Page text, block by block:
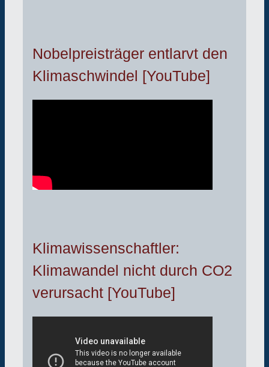
Nobelpreisträger entlarvt den
Klimaschwindel [YouTube]
Klimawissenschaftler:
Klimawandel nicht durch CO2
verursacht [YouTube]